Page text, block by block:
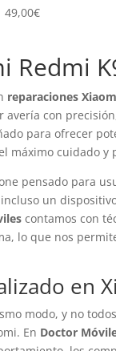
49,00€
Redmi
reparaciones
con
para ofrecer
máximo cuidado y
pensado para
un
contamos con
lo que nos
en
modo, y no
En Doctor